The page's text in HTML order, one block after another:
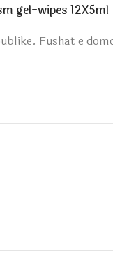
gel-wipes 12X5ml
Fushat e